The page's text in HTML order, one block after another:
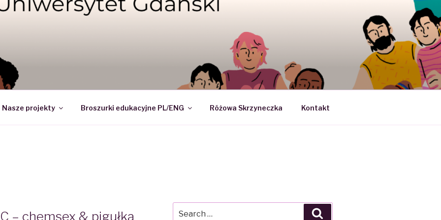
– NAUKOWE KOŁO SEKSUOLOGII
Nasze projekty Broszurki edukacyjne PL/ENG Różowa Skrzyneczka Kontakt
– chemsex & pigułka
for: